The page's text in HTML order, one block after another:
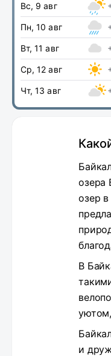
Вс, 9 авг
Пн, 10 авг
Вт, 11 авг
Ср, 12 авг
Чт, 13 авг
озера
озер
В
и